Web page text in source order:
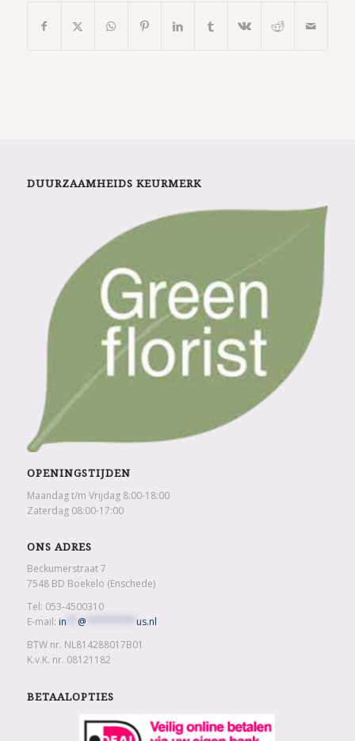
DUURZAAMHEIDS KEURMERK
OPENINGSTIJDEN
Maandag t/m Vrijdag 8:00-18:00
Zaterdag 08:00-17:00
ONS ADRES
Beckumerstraat 7
7548 BD Boekelo (Enschede)
Tel: 053-4500310
E-mail: in @
us.nl
BTW nr. NL814288017B01
K.v.K. nr. 08121182
BETAALOPTIES